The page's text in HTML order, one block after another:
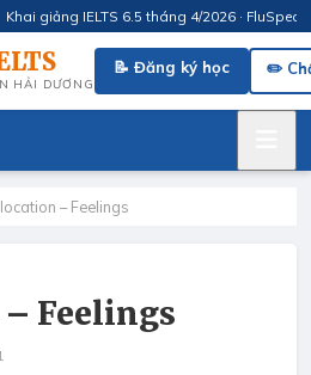
giảng IELTS 6.5 tháng 4/2026 · FluSpeak –
HẢI DƯƠNG
📝 Đăng ký học ✏️
– Feelings
Feelings